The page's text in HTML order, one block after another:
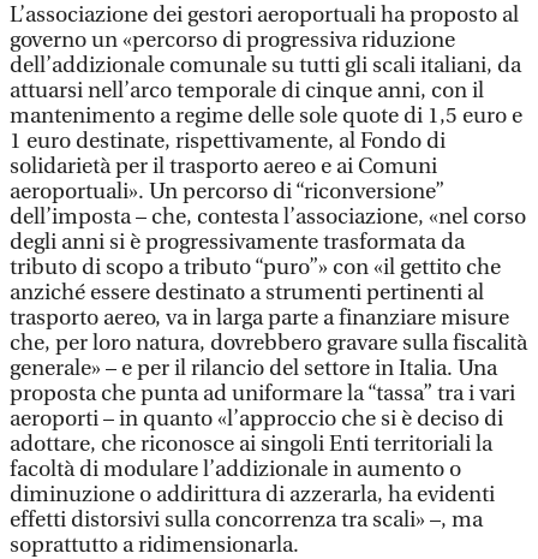
L’associazione dei gestori aeroportuali ha proposto al
governo un «percorso di progressiva riduzione
dell’addizionale comunale su tutti gli scali italiani, da
attuarsi nell’arco temporale di cinque anni, con il
mantenimento a regime delle sole quote di 1,5 euro e
1 euro destinate, rispettivamente, al Fondo di
solidarietà per il trasporto aereo e ai Comuni
aeroportuali». Un percorso di “riconversione”
dell’imposta – che, contesta l’associazione, «nel corso
degli anni si è progressivamente trasformata da
tributo di scopo a tributo “puro”» con «il gettito che
anziché essere destinato a strumenti pertinenti al
trasporto aereo, va in larga parte a finanziare misure
che, per loro natura, dovrebbero gravare sulla fiscalità
generale» – e per il rilancio del settore in Italia. Una
proposta che punta ad uniformare la “tassa” tra i vari
aeroporti – in quanto «l’approccio che si è deciso di
adottare, che riconosce ai singoli Enti territoriali la
facoltà di modulare l’addizionale in aumento o
diminuzione o addirittura di azzerarla, ha evidenti
effetti distorsivi sulla concorrenza tra scali» –, ma
soprattutto a ridimensionarla.